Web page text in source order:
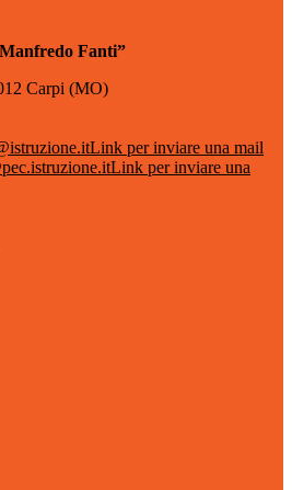
Fanti”
Carpi (MO)
Link per inviare una mail
Link per inviare una